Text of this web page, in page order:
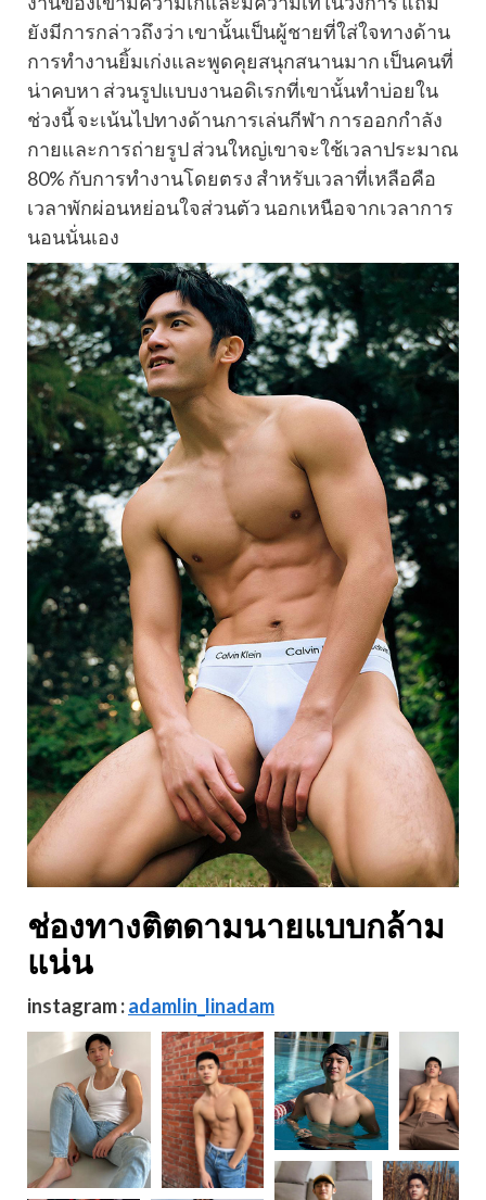
ยังมีการกล่าวถึงว่า เขานั้นเป็นผู้ชายที่ใส่ใจทางด้าน
การทำงานยิ้มเก่งและพูดคุยสนุกสนานมาก เป็นคนที่
น่าคบหา ส่วนรูปแบบงานอดิเรกที่เขานั้นทำบ่อยใน
ช่วงนี้ จะเน้นไปทางด้านการเล่นกีฬา การออกกำลัง
กายและการถ่ายรูป ส่วนใหญ่เขาจะใช้เวลาประมาณ
80% กับการทำงานโดยตรง สำหรับเวลาที่เหลือคือ
เวลาพักผ่อนหย่อนใจส่วนตัว นอกเหนือจากเวลาการ
นอนนั่นเอง
ช่องทางติตดามนายแบบกล้าม
แน่น
instagram :adamlin_linadam